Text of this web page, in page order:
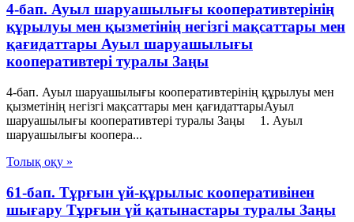
4-бап. Ауыл шаруашылығы кооперативтерінің
құрылуы мен қызметінің негізгі мақсаттары мен
қағидаттары Ауыл шаруашылығы
кооперативтері туралы Заңы
4-бап. Ауыл шаруашылығы кооперативтерінің құрылуы мен
қызметінің негізгі мақсаттары мен қағидаттарыАуыл
шаруашылығы кооперативтері туралы Заңы 1. Ауыл
шаруашылығы коопера...
Толық оқу »
61-бап. Тұрғын үй-құрылыс кооперативінен
шығару Тұрғын үй қатынастары туралы Заңы